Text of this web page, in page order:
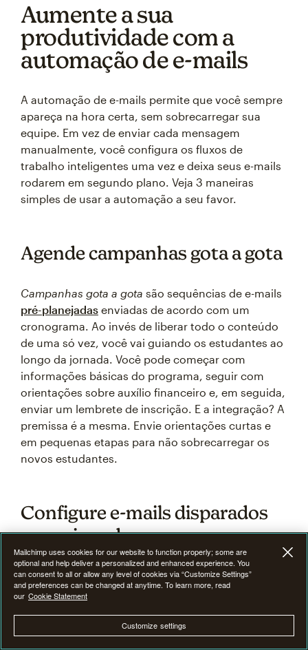
Aumente a sua
produtividade com a
automação de e-mails
A automação de e-mails permite que você sempre
apareça na hora certa, sem sobrecarregar sua
equipe. Em vez de enviar cada mensagem
manualmente, você configura os fluxos de
trabalho inteligentes uma vez e deixa seus e-mails
rodarem em segundo plano. Veja 3 maneiras
simples de usar a automação a seu favor.
Agende campanhas gota a gota
Campanhas gota a gota são sequências de e-mails
pré-planejadas enviadas de acordo com um
cronograma. Ao invés de liberar todo o conteúdo
de uma só vez, você vai guiando os estudantes ao
longo da jornada. Você pode começar com
informações básicas do programa, seguir com
orientações sobre auxílio financeiro e, em seguida,
enviar um lembrete de inscrição. E a integração? A
premissa é a mesma. Envie orientações curtas e
em pequenas etapas para não sobrecarregar os
novos estudantes.
Configure e-mails disparados
por acionadores
E-mails disparados por acionadoressaem de forma
automática quando um assinante realiza uma ação
participação em um evento ou o acesso a certas
Mailchimp uses cookies for our website to function properly; some are
optional and help deliver a personalized and enhanced experience. You
can consent to all or allow any level of cookies via “Customize Settings”
and preferences can be changed at anytime. To learn more, read
our Cookie Statement
Customize settings